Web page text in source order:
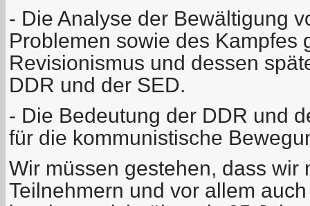
- Die Analyse der Bewältigung
Problemen sowie des Kampfes
Revisionismus und dessen
DDR und der SED.
- Die Bedeutung der DDR und
für die kommunistische
Wir müssen gestehen, dass wir
Teilnehmern und vor allem